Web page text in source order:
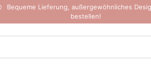
Bequeme Lieferung, außergewöhnliches
bestellen!